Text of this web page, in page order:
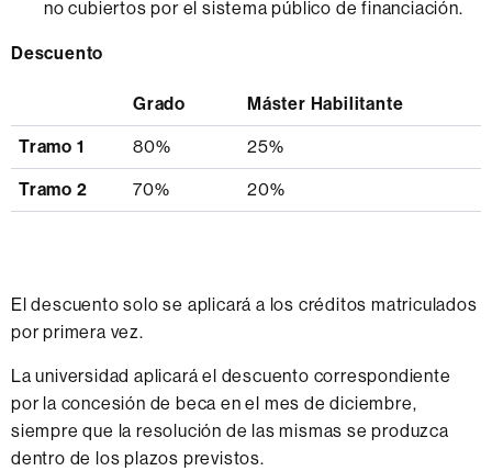
no cubiertos por el sistema público de financiación.
Descuento
Grado Máster Habilitante
Tramo 1 80% 25%
Tramo 2 70% 20%
El descuento solo se aplicará a los créditos matriculados
por primera vez.
La universidad aplicará el descuento correspondiente
por la concesión de beca en el mes de diciembre,
siempre que la resolución de las mismas se produzca
dentro de los plazos previstos.